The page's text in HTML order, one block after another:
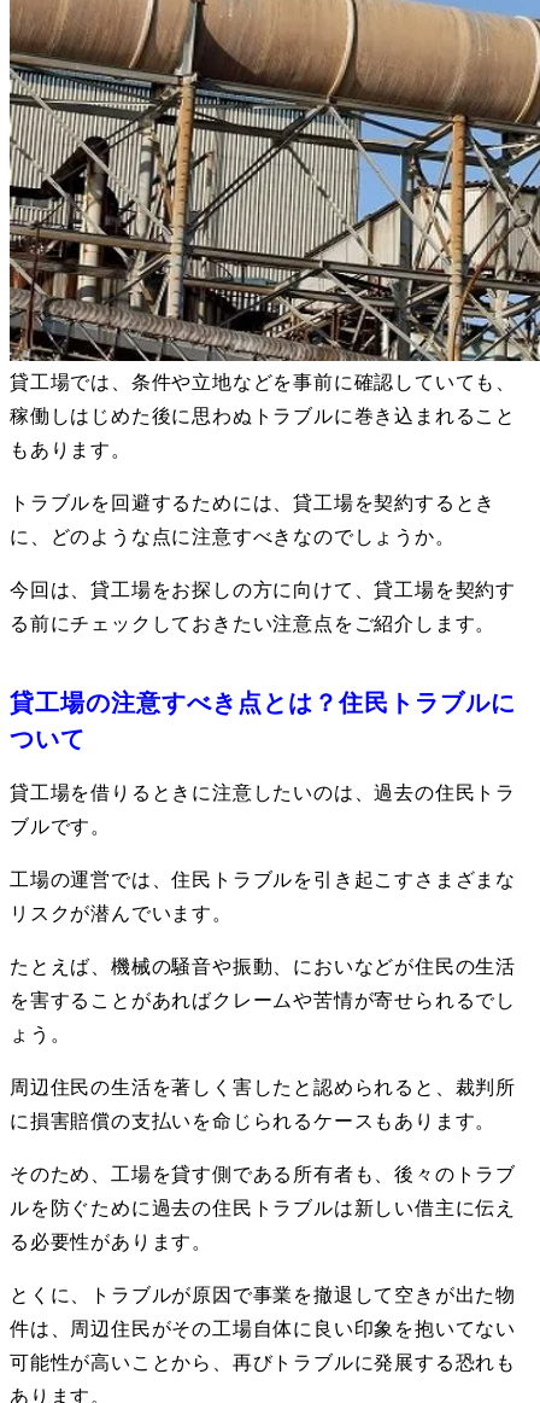
貸工場では、条件や立地などを事前に確認していても、
稼働しはじめた後に思わぬトラブルに巻き込まれること
もあります。
トラブルを回避するためには、貸工場を契約するとき
に、どのような点に注意すべきなのでしょうか。
今回は、貸工場をお探しの方に向けて、貸工場を契約す
る前にチェックしておきたい注意点をご紹介します。
貸工場の注意すべき点とは？住民トラブルに
ついて
貸工場を借りるときに注意したいのは、過去の住民トラ
ブルです。
工場の運営では、住民トラブルを引き起こすさまざまな
リスクが潜んでいます。
たとえば、機械の騒音や振動、においなどが住民の生活
を害することがあればクレームや苦情が寄せられるでし
ょう。
周辺住民の生活を著しく害したと認められると、裁判所
に損害賠償の支払いを命じられるケースもあります。
そのため、工場を貸す側である所有者も、後々のトラブ
ルを防ぐために過去の住民トラブルは新しい借主に伝え
る必要性があります。
とくに、トラブルが原因で事業を撤退して空きが出た物
件は、周辺住民がその工場自体に良い印象を抱いてない
可能性が高いことから、再びトラブルに発展する恐れも
あります。